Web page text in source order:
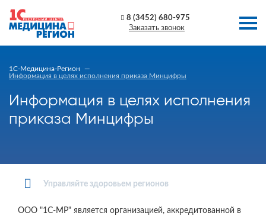
Заказать звонок
8 (3452) 680-975
1C-Медицина-Регион
Информация в целях исполнения приказа Минцифры
Информация в целях исполнения
приказа Минцифры
Управляйте здоровьем регионов
ООО "1С-МР" является организацией, аккредитованной в